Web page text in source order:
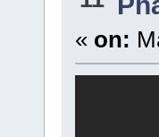
« on: